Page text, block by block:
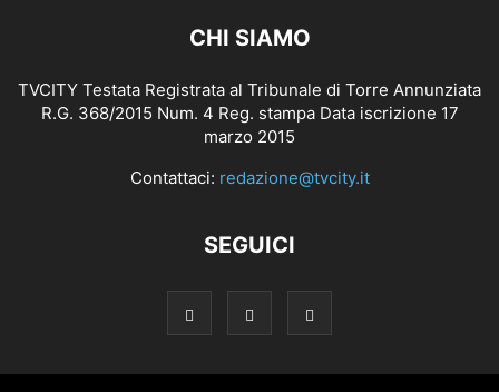
CHI SIAMO
TVCITY Testata Registrata al Tribunale di Torre Annunziata
R.G. 368/2015 Num. 4 Reg. stampa Data iscrizione 17
marzo 2015
Contattaci: redazione@tvcity.it
SEGUICI